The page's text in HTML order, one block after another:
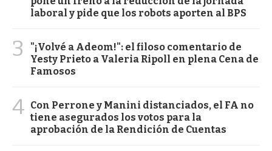
laboral y pide que los robots aporten al BPS
3
"¡Volvé a Adeom!": el filoso comentario de
Yesty Prieto a Valeria Ripoll en plena Cena de
Famosos
4 Con Perrone y Manini distanciados, el FA no
tiene asegurados los votos para la
aprobación de la Rendición de Cuentas